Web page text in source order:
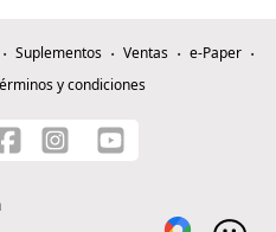
Suplementos Ventas
e-Paper
y condiciones